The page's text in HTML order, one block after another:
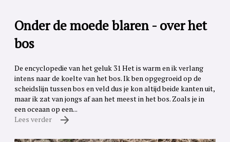
Onder de moede blaren - over het
bos
De encyclopedie van het geluk 31 Het is warm en ik verlang
intens naar de koelte van het bos. Ik ben opgegroeid op de
scheidslijn tussen bos en veld dus je kon altijd beide kanten uit,
maar ik zat van jongs af aan het meest in het bos. Zoals je in
een oceaan op een...
Lees verder